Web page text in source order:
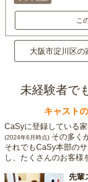
こ
大阪市淀川区の
未経験者で
キャスト
CaSyに登録している
(2024年6月時点) その多く
それでもCaSy本部の
し、たくさんのお客様
先輩